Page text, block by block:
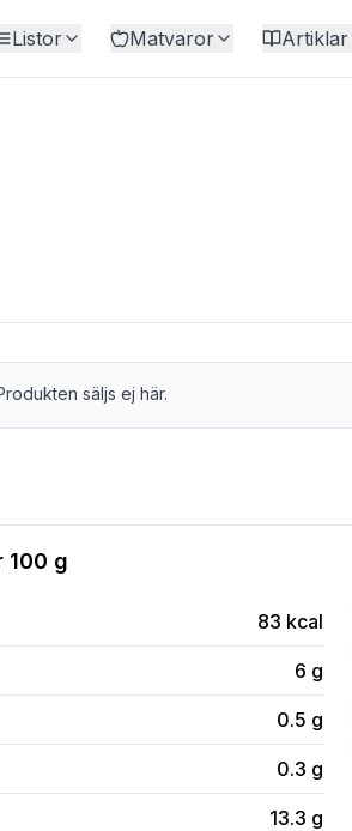
Listor Matvaror Artiklar
säljs ej här.
100 g
83 kcal
6 g
0.5 g
0.3 g
13.3 g